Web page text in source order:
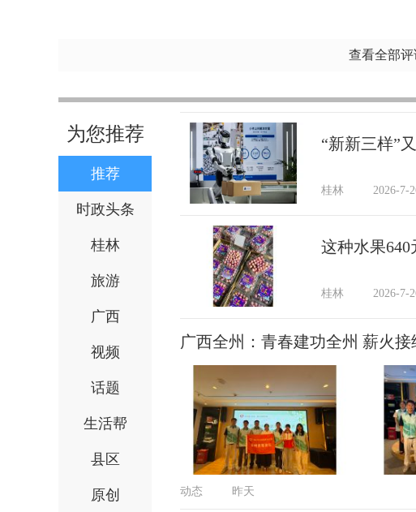
查看全部评
为您推荐
推荐
时政头条
桂林
旅游
广西
视频
话题
生活帮
县区
原创
“新新三样”
桂林 2026-7-
这种水果640
桂林 2026-7-
广西全州：青春建功全州 薪火接
动态 昨天